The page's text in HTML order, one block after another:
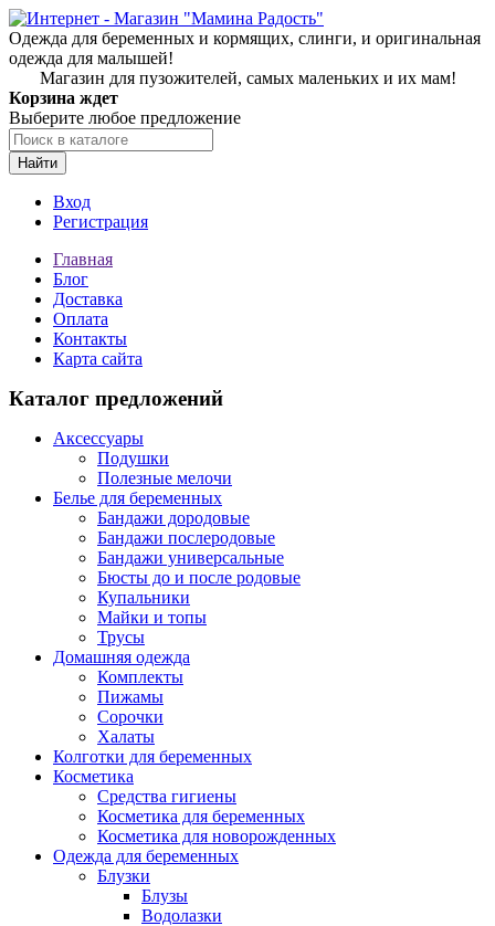
Одежда для беременных и кормящих, слинги, и оригинальная
одежда для малышей!
Магазин для пузожителей, самых маленьких и их мам!
Корзина ждет
Выберите любое предложение
Найти
Вход
Регистрация
Главная
Блог
Доставка
Оплата
Контакты
Карта сайта
Каталог предложений
Аксессуары
Подушки
Полезные мелочи
Белье для беременных
Бандажи дородовые
Бандажи послеродовые
Бандажи универсальные
Бюсты до и после родовые
Купальники
Майки и топы
Трусы
Домашняя одежда
Комплекты
Пижамы
Сорочки
Халаты
Колготки для беременных
Косметика
Cредства гигиены
Косметика для беременных
Косметика для новорожденных
Одежда для беременных
Блузки
Блузы
Водолазки